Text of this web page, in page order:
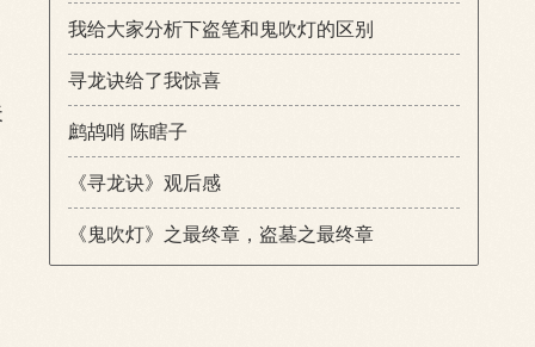
我给大家分析下盗笔和鬼吹灯的区别
寻龙诀给了我惊喜
鹧鸪哨 陈瞎子
《寻龙诀》观后感
《鬼吹灯》之最终章，盗墓之最终章